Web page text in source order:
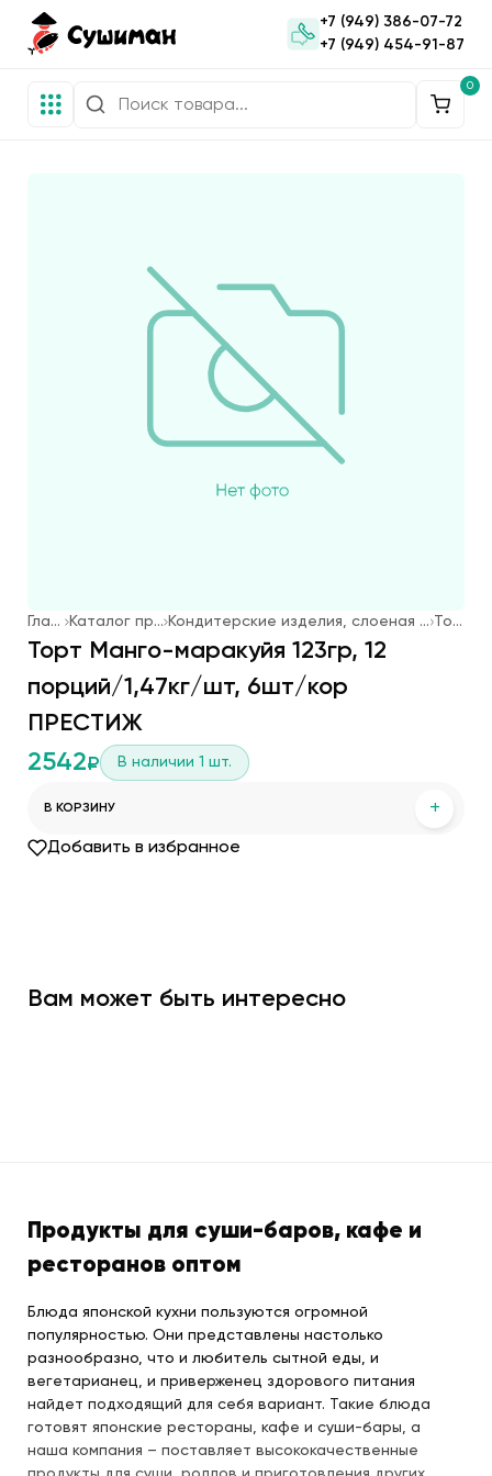
+7 (949) 386-07-72
+7 (949) 454-91-87
0
Главная Каталог продукции Кондитерские изделия, слоеная выпечка, мороженое Торты
Торт Манго-маракуйя 123гр, 12
порций/1,47кг/шт, 6шт/кор
ПРЕСТИЖ
2542₽ В наличии 1 шт.
В КОРЗИНУ +
Добавить в избранное
Вам может быть интересно
Продукты для суши-баров, кафе и
ресторанов оптом
Блюда японской кухни пользуются огромной
популярностью. Они представлены настолько
разнообразно, что и любитель сытной еды, и
вегетарианец, и приверженец здорового питания
найдет подходящий для себя вариант. Такие блюда
готовят японские рестораны, кафе и суши-бары, а
наша компания – поставляет высококачественные